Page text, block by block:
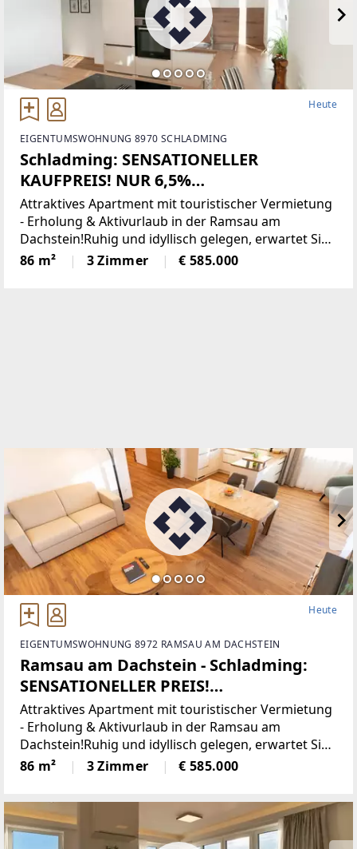
Heute
EIGENTUMSWOHNUNG 8970 SCHLADMING
Schladming: SENSATIONELLER
KAUFPREIS! NUR 6,5%
KAUFNEBENKOSTEN! HONORARFREI
FÜR KÄUFER: INNEN! Apartment mit
alpinem Flair, touristische Vermietung
& Eigennutzung möglich!
Attraktives Apartment mit touristischer Vermietung
- Erholung & Aktivurlaub in der Ramsau am
Dachstein!Ruhig und idyllisch gelegen, erwartet Sie
dieses Apartment direkt an der Loipe in der
traumhaften Region Ramsau am Dachstein – ein
86 m² 3 Zimmer € 585.000
Heute
EIGENTUMSWOHNUNG 8972 RAMSAU AM DACHSTEIN
Ramsau am Dachstein - Schladming:
SENSATIONELLER PREIS!
SENSATIONELLER BLICK! HONORARFREI
FÜR KÄUFER: INNEN - NUR 6,5%
KAUFNEBENKOSTEN!! 3-Zimmer-
Apartment, touristische Vermietung &
Attraktives Apartment mit touristischer Vermietung
- Erholung & Aktivurlaub in der Ramsau am
Dachstein!Ruhig und idyllisch gelegen, erwartet Sie
dieses Apartment direkt an der Loipe in der
traumhaften Region Ramsau am Dachstein – ein
86 m² 3 Zimmer € 585.000